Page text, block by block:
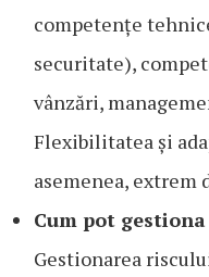
competențe
securitate),
vânzări,
Flexibilitatea și
asemenea, extrem
Cum pot
Gestionarea